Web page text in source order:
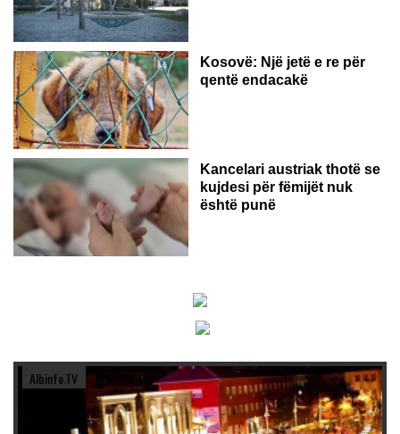
Kosovë: Një jetë e re për
qentë endacakë
Kancelari austriak thotë se
kujdesi për fëmijët nuk
është punë
Albinfo.TV